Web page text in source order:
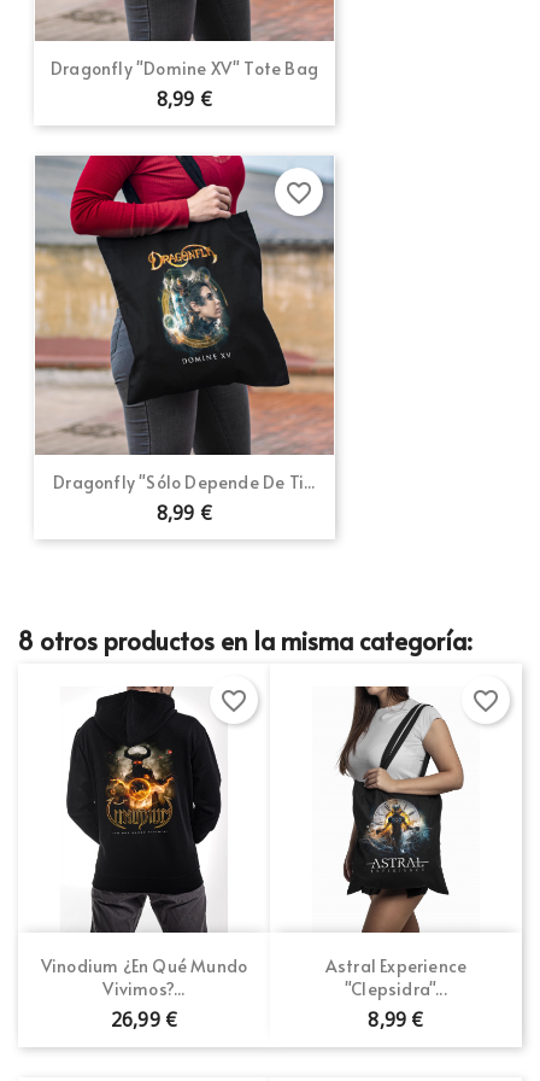
Dragonfly "Domine XV" Tote Bag
8,99 €
Dragonfly "Sólo Depende De Ti...
8,99 €
favorite_border
8 otros productos en la misma categoría:
Vinodium ¿En Qué Mundo
Vivimos?...
26,99 €
favorite_border
Astral Experience
"Clepsidra"...
8,99 €
favorite_border